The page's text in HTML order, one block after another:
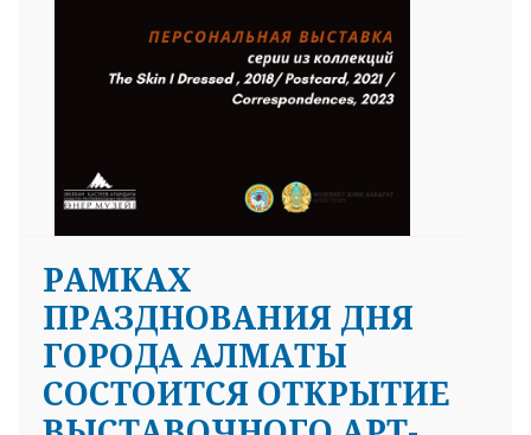
РАМКАХ
ПРАЗДНОВАНИЯ ДНЯ
ГОРОДА АЛМАТЫ
СОСТОИТСЯ ОТКРЫТИЕ